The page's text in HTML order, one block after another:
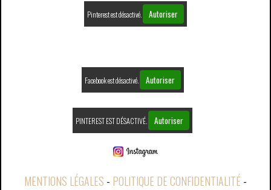
Pinterest est désactivé. Autoriser
Facebook est désactivé. Autoriser
PINTEREST EST DÉSACTIVÉ. Autoriser
MENTIONS LÉGALES
POLITIQUE DE CONFIDENTIALITÉ